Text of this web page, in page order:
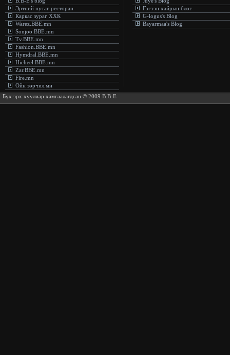
Эртний нутаг ресторан
Каркас зураг ХХК
Warez.BBE.mn
Sonjoo.BBE.mn
Tv.BBE.mn
Fashion.BBE.mn
Hymdral.BBE.mn
Hicheel.BBE.mn
Zar.BBE.mn
Fire.mn
Ойн зөрчил.мн
Гэгээн хайрын блог
G-logus's Blog
Bayarmaa's Blog
Бүх эрх хуулиар хамгаалагдсан © 2009 B.B-E